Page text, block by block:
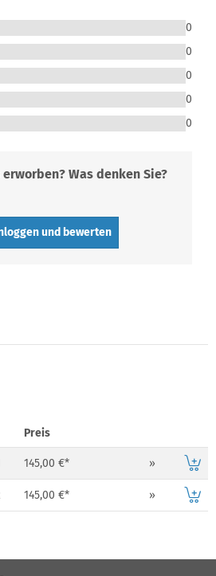
0
0
0
0
0
Was denken Sie?
und bewerten
Preis
145,00 €* »
145,00 €* »